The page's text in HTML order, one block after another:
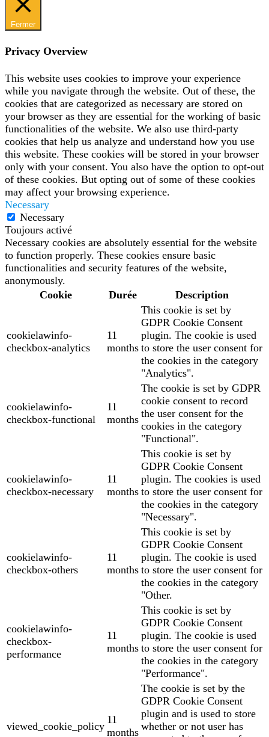
Fermer
Privacy Overview
This website uses cookies to improve your experience
while you navigate through the website. Out of these, the
cookies that are categorized as necessary are stored on
your browser as they are essential for the working of basic
functionalities of the website. We also use third-party
cookies that help us analyze and understand how you use
this website. These cookies will be stored in your browser
only with your consent. You also have the option to opt-out
of these cookies. But opting out of some of these cookies
may affect your browsing experience.
Necessary
Necessary
Toujours activé
Necessary cookies are absolutely essential for the website
to function properly. These cookies ensure basic
functionalities and security features of the website,
anonymously.
Cookie
Durée Description
cookielawinfo-
checkbox-analytics
11
months
This cookie is set by
GDPR Cookie Consent
plugin. The cookie is used
to store the user consent for
the cookies in the category
"Analytics".
cookielawinfo-
checkbox-functional
11
months
The cookie is set by GDPR
cookie consent to record
the user consent for the
cookies in the category
"Functional".
cookielawinfo-
checkbox-necessary
11
months
This cookie is set by
GDPR Cookie Consent
plugin. The cookies is used
to store the user consent for
the cookies in the category
"Necessary".
cookielawinfo-
checkbox-others
11
months
This cookie is set by
GDPR Cookie Consent
plugin. The cookie is used
to store the user consent for
the cookies in the category
"Other.
cookielawinfo-
checkbox-
performance
11
months
This cookie is set by
GDPR Cookie Consent
plugin. The cookie is used
to store the user consent for
the cookies in the category
"Performance".
viewed_cookie_policy
11
months
The cookie is set by the
GDPR Cookie Consent
plugin and is used to store
whether or not user has